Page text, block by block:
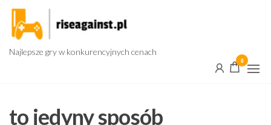
Przejdź
treści
Najlepsze gry w konkurencyjnych cenach
0
to jedyny sposób